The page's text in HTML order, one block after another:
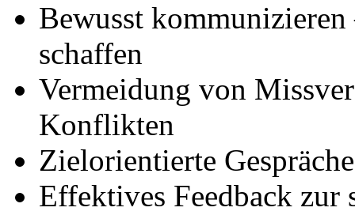
Bewusst kommunizieren
schaffen
Vermeidung von
Konflikten
Zielorientierte
Effektives Feedback zur